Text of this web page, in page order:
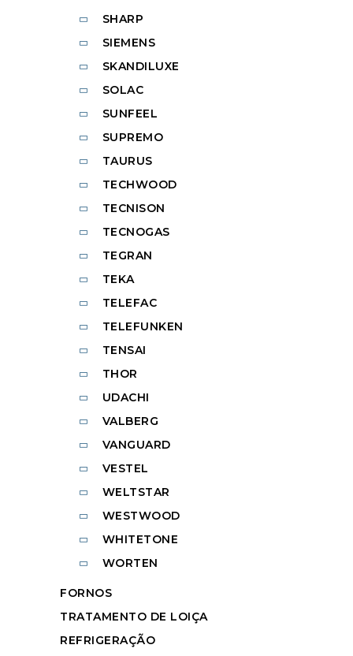
SHARP
SIEMENS
SKANDILUXE
SOLAC
SUNFEEL
SUPREMO
TAURUS
TECHWOOD
TECNISON
TECNOGAS
TEGRAN
TEKA
TELEFAC
TELEFUNKEN
TENSAI
THOR
UDACHI
VALBERG
VANGUARD
VESTEL
WELTSTAR
WESTWOOD
WHITETONE
WORTEN
FORNOS
TRATAMENTO DE LOIÇA
REFRIGERAÇÃO